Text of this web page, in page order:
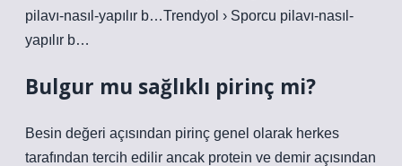
pilavı-nasıl-yapılır b…Trendyol › Sporcu pilavı-nasıl-
yapılır b…
Bulgur mu sağlıklı pirinç mi?
Besin değeri açısından pirinç genel olarak herkes
tarafından tercih edilir ancak protein ve demir açısından